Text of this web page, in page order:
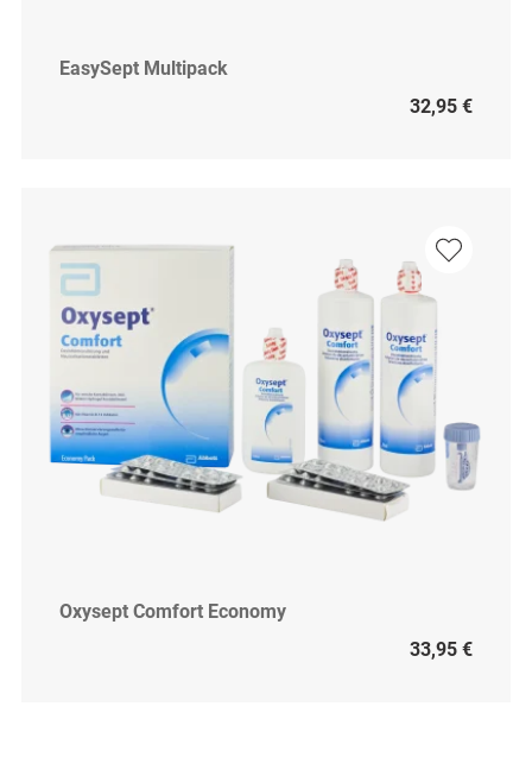
EasySept Multipack
32,95 €
Oxysept Comfort Economy
33,95 €